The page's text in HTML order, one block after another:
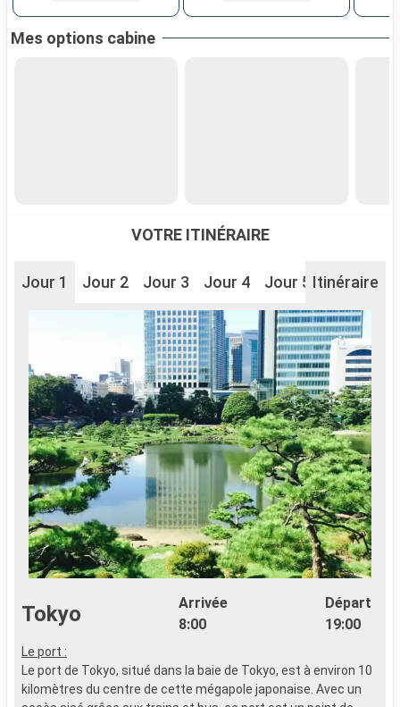
Mes options cabine
VOTRE ITINÉRAIRE
Jour 1 Jour 2 Jour 3 Jour 4 Jour 5 Jour 6
Itinéraire
Tokyo
Arrivée
8:00
Départ
19:00
Le port :
Le port de Tokyo, situé dans la baie de Tokyo, est à environ 10
kilomètres du centre de cette mégapole japonaise. Avec un